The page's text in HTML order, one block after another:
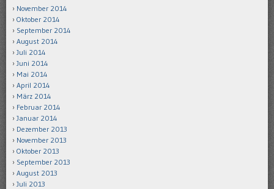
November 2014
Oktober 2014
September 2014
August 2014
Juli 2014
Juni 2014
Mai 2014
April 2014
März 2014
Februar 2014
Januar 2014
Dezember 2013
November 2013
Oktober 2013
September 2013
August 2013
Juli 2013